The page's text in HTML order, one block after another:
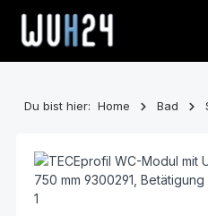
Zum Hauptinhalt springen
Du bist hier: Home Bad